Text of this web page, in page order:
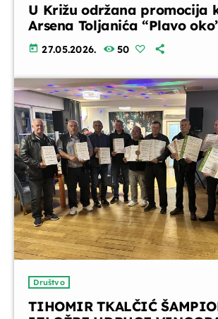
U Križu održana promocija
Arsena Toljanića “Plavo
today 27.05.2026. 50
Društvo
TIHOMIR TKALČIĆ